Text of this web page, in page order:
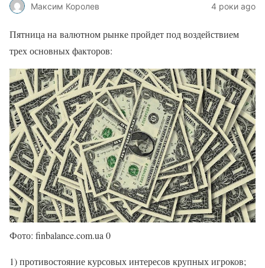
Максим Королев 4 роки ago
Пятница на валютном рынке пройдет под воздействием
трех основных факторов:
Фото: finbalance.com.ua 0
1) противостояние курсовых интересов крупных игроков;